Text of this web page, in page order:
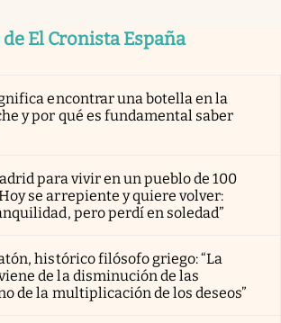
El Cronista España
encontrar una botella en la
y por qué es fundamental saber
para vivir en un pueblo de 100
se arrepiente y quiere volver:
pero perdí en soledad”
histórico filósofo griego: “La
de la disminución de las
de la multiplicación de los deseos”